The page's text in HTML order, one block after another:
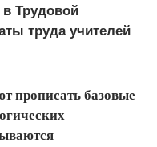
Трудовой
труда учителей
прописать базовые